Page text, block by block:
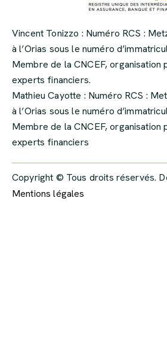
Vincent Tonizzo : Numéro RCS :
à l’Orias sous le numéro
Membre de la CNCEF,
experts financiers.
Mathieu Cayotte : Numéro RCS :
à l’Orias sous le numéro
Membre de la CNCEF,
experts financiers
Copyright © Tous droits réservés.
Mentions légales